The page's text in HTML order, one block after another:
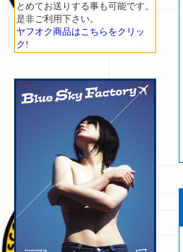
とめてお送りする事も可能です。
是非ご利用下さい。
ヤフオク商品はこちらをクリッ
ク!